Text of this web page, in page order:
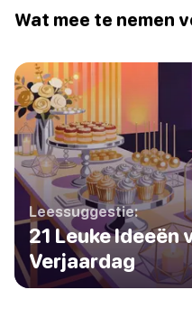
Wat mee te nemen
Leessuggestie:
21 Leuke Ideeën
Verjaardag